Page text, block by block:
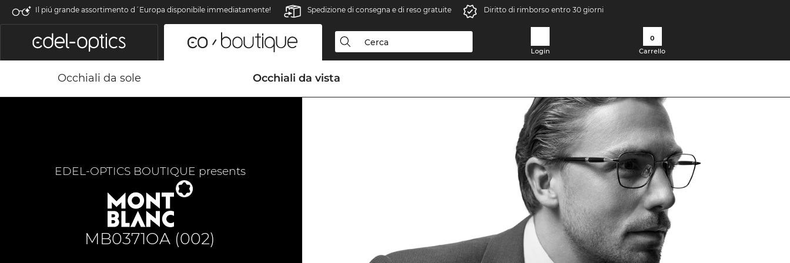
Il piú grande assortimento d´Europa disponibile immediatamente! Spedizione di consegna e di reso gratuite Diritto di rimborso entro 30 giorni
Login
0
Carrello
Occhiali da sole Occhiali da vista
MB0371OA (002)
EDEL-OPTICS BOUTIQUE presents